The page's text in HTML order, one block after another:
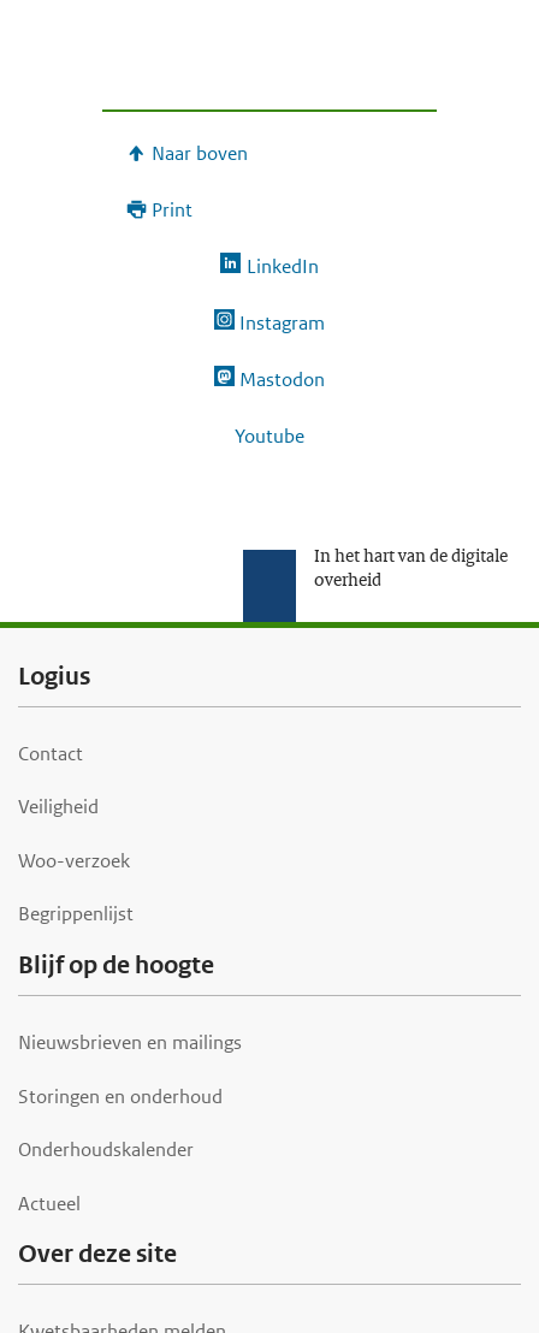
Naar boven
Print
LinkedIn
Instagram
Mastodon
Youtube
In het hart van de digitale
overheid
F
o
o
e
r
Logius
Contact
Veiligheid
Woo-verzoek
Begrippenlijst
Blijf op de hoogte
Nieuwsbrieven en mailings
Storingen en onderhoud
Onderhoudskalender
Actueel
Over deze site